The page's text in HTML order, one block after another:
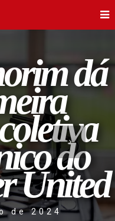
dá
do
United
de 2024